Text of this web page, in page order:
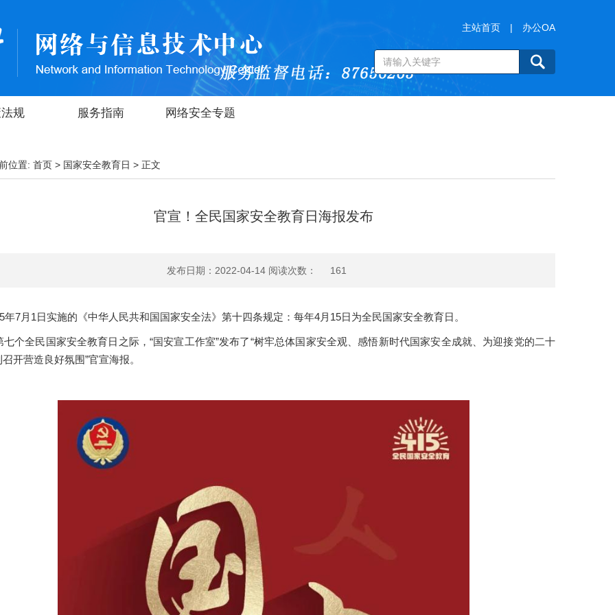
主站首页 | 办公OA
规 服务指南 网络安全专题
位置: 首页 > 国家安全教育日 > 正文
官宣！全民国家安全教育日海报发布
发布日期：2022-04-14 阅读次数： 161
7月1日实施的《中华人民共和国国家安全法》第十四条规定：每年4月15日为全民国家安全教育日。
个全民国家安全教育日之际，“国安宣工作室”发布了“树牢总体国家安全观、感悟新时代国家安全成就、为迎接党的二十
开营造良好氛围”官宣海报。